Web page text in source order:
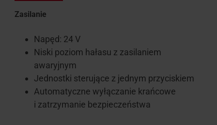
Zasilanie
Napęd: 24 V
Niski poziom hałasu z zasilaniem
awaryjnym
Jednostki sterujące z jednym przyciskiem
Automatyczne wyłączanie krańcowe
i zatrzymanie bezpieczeństwa